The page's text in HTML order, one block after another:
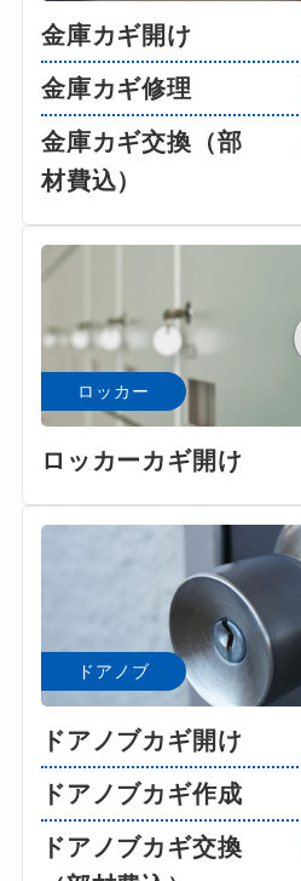
金庫カギ開け
金庫カギ修理
金庫カギ交換（部
材費込）
ロッカー
ロッカーカギ開け
ドアノブ
ドアノブカギ開け
ドアノブカギ作成
ドアノブカギ交換